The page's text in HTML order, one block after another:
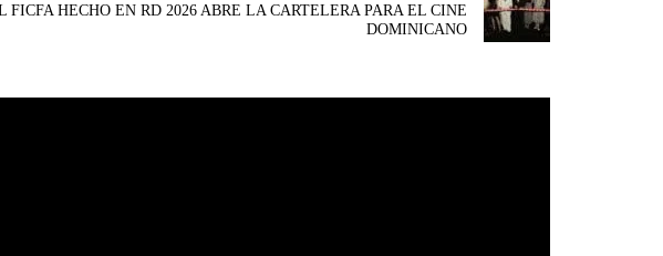
FICFA HECHO EN RD 2026 ABRE LA CARTELERA PARA EL CINE
DOMINICANO